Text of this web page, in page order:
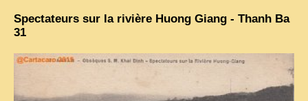
Spectateurs sur la rivière Huong Giang - Thanh Ba
31